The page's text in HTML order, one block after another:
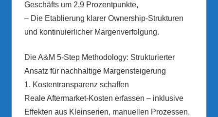
Geschäfts um 2,9 Prozentpunkte,
– Die Etablierung klarer Ownership-Strukturen
und kontinuierlicher Margenverfolgung.
Die A&M 5-Step Methodology: Strukturierter
Ansatz für nachhaltige Margensteigerung
1. Kostentransparenz schaffen
Reale Aftermarket-Kosten erfassen – inklusive
Effekten aus Kleinserien, manuellen Prozessen,